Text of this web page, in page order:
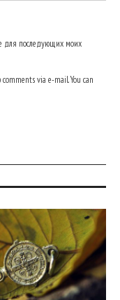
для последующих моих
via e-mail. You can